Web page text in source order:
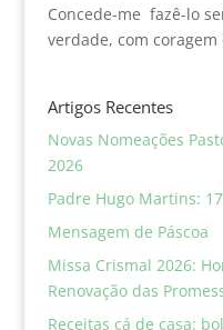
Concede-me fazê-lo
verdade, com coragem
Artigos Recentes
Novas Nomeações
2026
Padre Hugo Martins:
Mensagem de Páscoa
Missa Crismal 2026:
Renovação das
Receitas cá de casa: